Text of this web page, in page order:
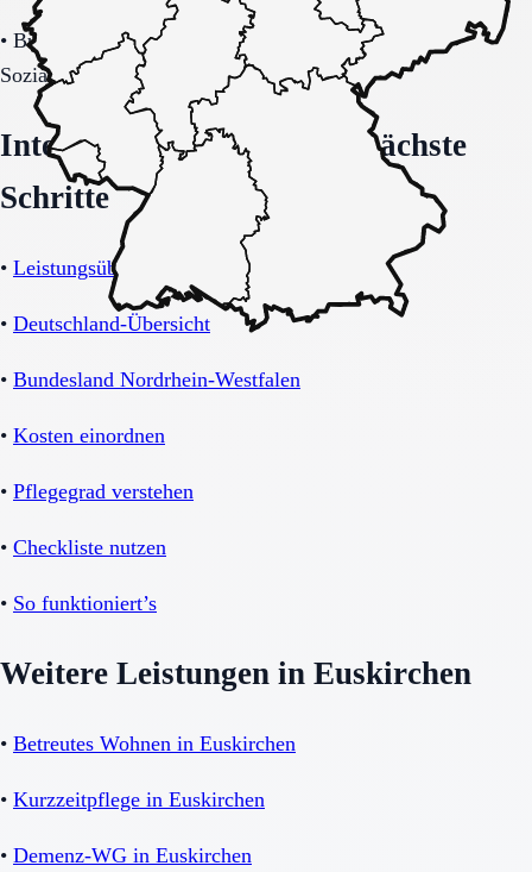
• Budget-/Kostenträgerrahmen (privat, Pflegekasse,
Sozialhilfe möglich).
Interne Orientierung und nächste
Schritte
• Leistungsübersicht Pflegeheim
• Deutschland-Übersicht
• Bundesland Nordrhein-Westfalen
• Kosten einordnen
• Pflegegrad verstehen
• Checkliste nutzen
• So funktioniert’s
Weitere Leistungen in Euskirchen
• Betreutes Wohnen in Euskirchen
• Kurzzeitpflege in Euskirchen
• Demenz-WG in Euskirchen